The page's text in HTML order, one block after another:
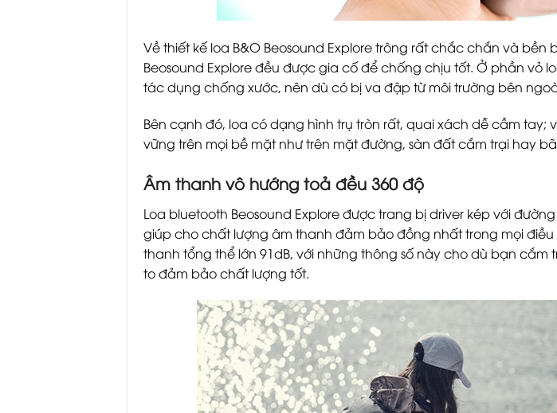
Về thiết kế loa B&O Beosound Explore trông rất chắc chắn và
Beosound Explore đều được gia cố để chống chịu tốt. Ở phần
tác dụng chống xước, nên dù có bị va đập từ môi trường bên
Bên cạnh đó, loa có dạng hình trụ tròn rất, quai xách dễ cầm
vững trên mọi bề mặt như trên mặt đường, sàn đất cắm trại hay
Âm thanh vô hướng toả đều 360 độ
Loa bluetooth Beosound Explore được trang bị driver kép với
giúp cho chất lượng âm thanh đảm bảo đồng nhất trong mọi
thanh tổng thể lớn 91dB, với những thông số này cho dù bạn
to đảm bảo chất lượng tốt.